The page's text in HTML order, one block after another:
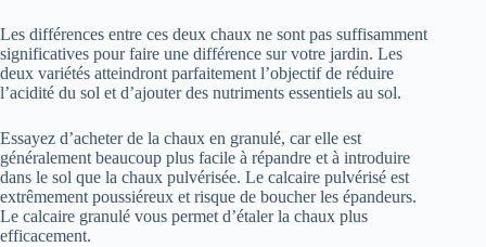
Les différences entre ces deux chaux ne sont pas suffisamment
significatives pour faire une différence sur votre jardin. Les
deux variétés atteindront parfaitement l’objectif de réduire
l’acidité du sol et d’ajouter des nutriments essentiels au sol.
Essayez d’acheter de la chaux en granulé, car elle est
généralement beaucoup plus facile à répandre et à introduire
dans le sol que la chaux pulvérisée. Le calcaire pulvérisé est
extrêmement poussiéreux et risque de boucher les épandeurs.
Le calcaire granulé vous permet d’étaler la chaux plus
efficacement.